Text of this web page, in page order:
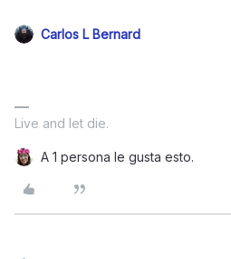
Carlos L Bernard
Live and let die.
A 1 persona le gusta esto.